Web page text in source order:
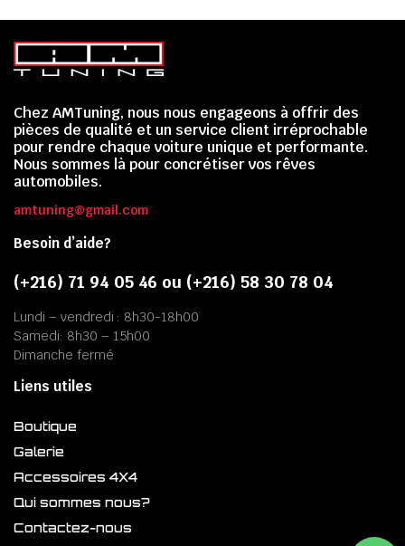
Chez AMTuning, nous nous engageons à offrir des
pièces de qualité et un service client irréprochable
pour rendre chaque voiture unique et performante.
Nous sommes là pour concrétiser vos rêves
automobiles.
amtuning@gmail.com
Besoin d’aide?
(+216) 71 94 05 46 ou (+216) 58 30 78 04
Lundi – vendredi : 8h30-18h00
Samedi: 8h30 – 15h00
Dimanche fermé
Liens utiles
Boutique
Galerie
Accessoires 4X4
Qui sommes nous?
Contactez-nous